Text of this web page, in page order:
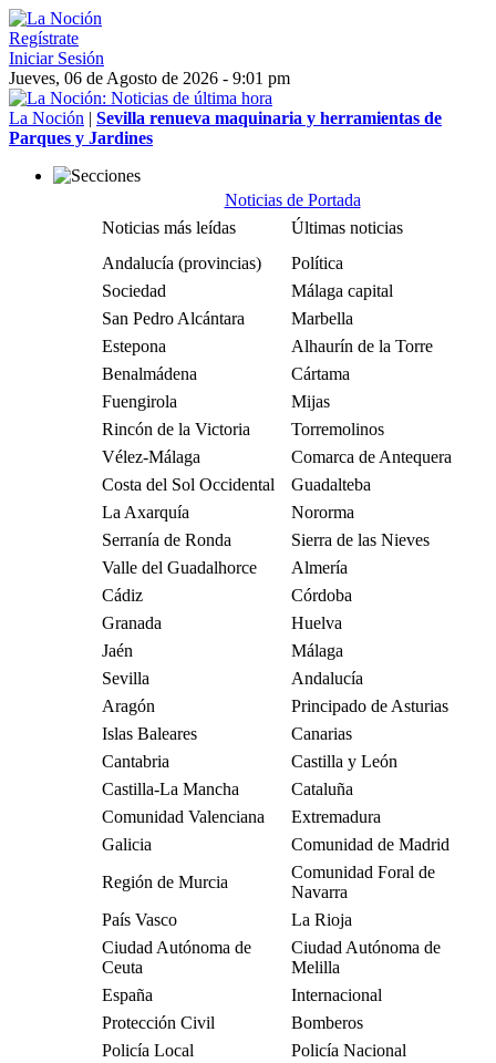
Regístrate
Iniciar Sesión
Jueves, 06 de Agosto de 2026 - 9:01 pm
La Noción | Sevilla renueva maquinaria y herramientas de
Parques y Jardines
Noticias de Portada
Noticias más leídas
Últimas noticias
Andalucía (provincias)
Política
Sociedad
Málaga capital
San Pedro Alcántara
Marbella
Estepona
Alhaurín de la Torre
Benalmádena
Cártama
Fuengirola
Mijas
Rincón de la Victoria
Torremolinos
Vélez-Málaga
Comarca de Antequera
Costa del Sol Occidental
Guadalteba
La Axarquía
Nororma
Serranía de Ronda
Sierra de las Nieves
Valle del Guadalhorce
Almería
Cádiz
Córdoba
Granada
Huelva
Jaén
Málaga
Sevilla
Andalucía
Aragón
Principado de Asturias
Islas Baleares
Canarias
Cantabria
Castilla y León
Castilla-La Mancha
Cataluña
Comunidad Valenciana
Extremadura
Galicia
Comunidad de Madrid
Región de Murcia
Comunidad Foral de
Navarra
País Vasco
La Rioja
Ciudad Autónoma de
Ceuta
Ciudad Autónoma de
Melilla
España
Internacional
Protección Civil
Bomberos
Policía Local
Policía Nacional